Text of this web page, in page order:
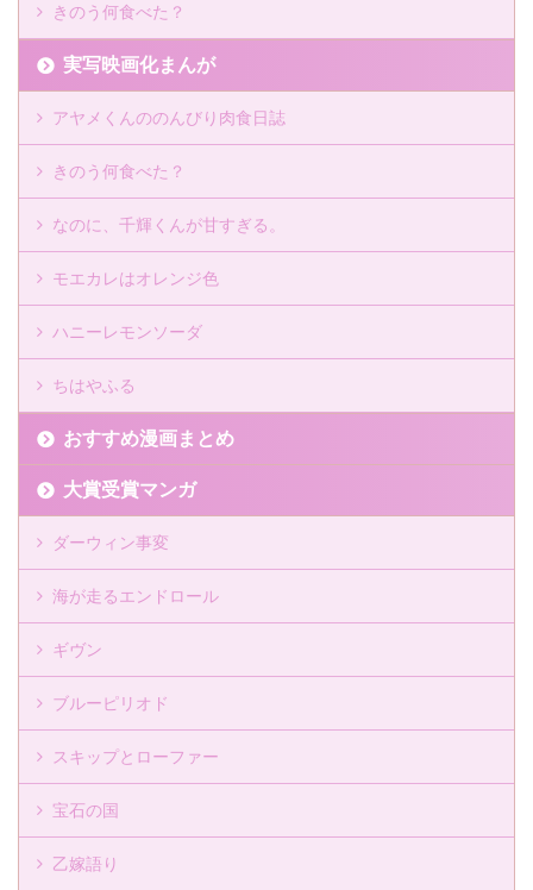
きのう何食べた？
実写映画化まんが
アヤメくんののんびり肉食日誌
きのう何食べた？
なのに、千輝くんが甘すぎる。
モエカレはオレンジ色
ハニーレモンソーダ
ちはやふる
おすすめ漫画まとめ
大賞受賞マンガ
ダーウィン事変
海が走るエンドロール
ギヴン
ブルーピリオド
スキップとローファー
宝石の国
乙嫁語り